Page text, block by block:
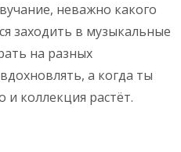
неважно какого
заходить в музыкальные
на разных
а когда ты
и коллекция растёт.